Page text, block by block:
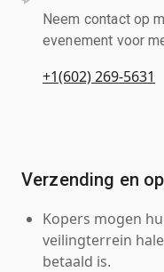
Neem contact op
evenement voor
+1(602) 269-5631
Verzending en
Kopers mogen
veilingterrein
betaald is.